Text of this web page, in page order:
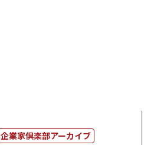
企業家倶楽部アーカイブ